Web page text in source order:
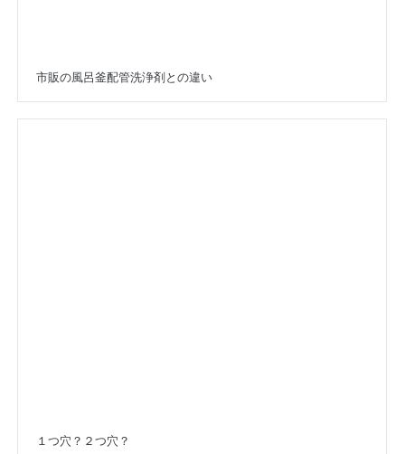
市販の風呂釜配管洗浄剤との違い
１つ穴？２つ穴？